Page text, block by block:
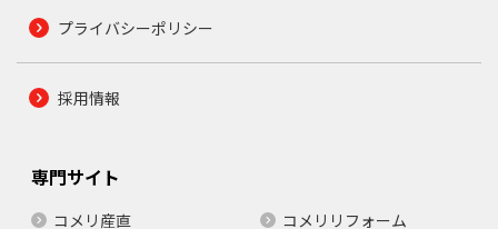
プライバシーポリシー
採用情報
専門サイト
コメリ産直 コメリリフォーム